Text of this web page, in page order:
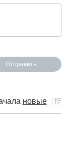
новые